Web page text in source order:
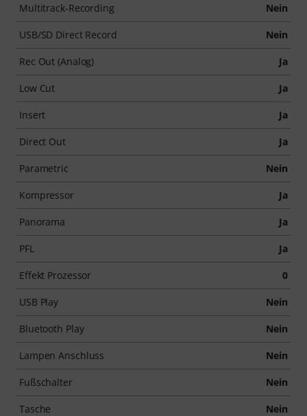
Multitrack-Recording Nein
USB/SD Direct Record Nein
Rec Out (Analog) Ja
Low Cut Ja
Insert Ja
Direct Out Ja
Parametric Nein
Kompressor Ja
Panorama Ja
PFL Ja
Effekt Prozessor 0
USB Play Nein
Bluetooth Play Nein
Lampen Anschluss Nein
Fußschalter Nein
Tasche Nein